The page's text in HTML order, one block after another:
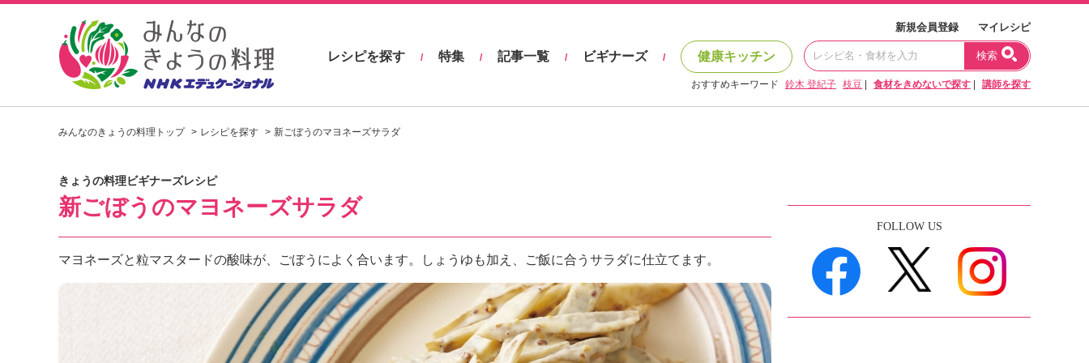
し
ピ
を
見
つ
け
よ
う
。
N
H
新規会員登録 マイレシピ
レシピを探す / 特集 / 記事一覧 / ビギナーズ / 健康キッチン 検索
おすすめキーワード 鈴木 登紀子 枝豆 食材をきめないで探す 講師を探す
みんなのきょうの料理トップ レシピを探す 新ごぼうのマヨネーズサラダ
きょうの料理ビギナーズレシピ
新ごぼうのマヨネーズサラダ
マヨネーズと粒マスタードの酸味が、ごぼうによく合います。しょうゆも加え、ご飯に合うサラダに仕立てます。
FOLLOW US